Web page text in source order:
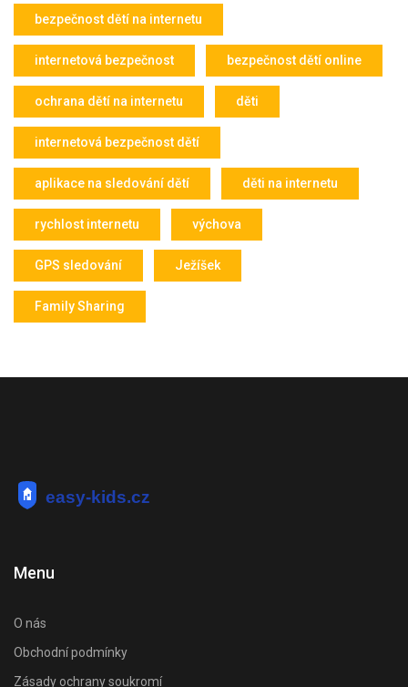
bezpečnost dětí na internetu
internetová bezpečnost bezpečnost dětí online
ochrana dětí na internetu děti
internetová bezpečnost dětí
aplikace na sledování dětí děti na internetu
rychlost internetu výchova
GPS sledování Ježíšek
Family Sharing
Menu
O nás
Obchodní podmínky
Zásady ochrany soukromí